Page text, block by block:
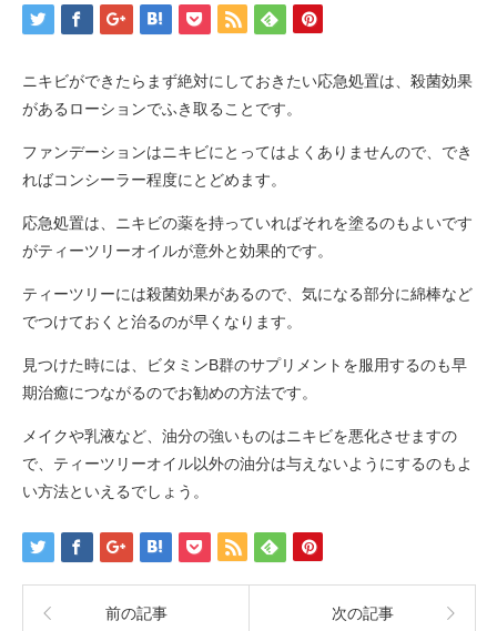
ニキビができたらまず絶対にしておきたい応急処置は、殺菌効果
があるローションでふき取ることです。
ファンデーションはニキビにとってはよくありませんので、でき
ればコンシーラー程度にとどめます。
応急処置は、ニキビの薬を持っていればそれを塗るのもよいです
がティーツリーオイルが意外と効果的です。
ティーツリーには殺菌効果があるので、気になる部分に綿棒など
でつけておくと治るのが早くなります。
見つけた時には、ビタミンB群のサプリメントを服用するのも早
期治癒につながるのでお勧めの方法です。
メイクや乳液など、油分の強いものはニキビを悪化させますの
で、ティーツリーオイル以外の油分は与えないようにするのもよ
い方法といえるでしょう。
前の記事 次の記事